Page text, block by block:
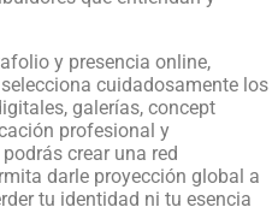
y presencia online,
cuidadosamente los
galerías, concept
profesional y
crear una red
darle proyección global a
tu identidad ni tu esencia